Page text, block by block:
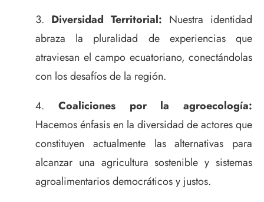
Diversidad Territorial: Nuestra identidad
abraza la pluralidad de experiencias que
atraviesan el campo ecuatoriano, conectándolas
con los desafíos de la región.
Coaliciones por la agroecología:
Hacemos énfasis en la diversidad de actores que
constituyen actualmente las alternativas para
alcanzar una agricultura sostenible y sistemas
agroalimentarios democráticos y justos.